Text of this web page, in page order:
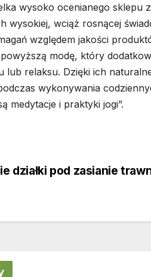
wysoko ocenianego sklepu
wysokiej, wciąż rosnącej
względem jakości
modę, który
lub relaksu. Dzięki ich
wykonywania
medytacje i praktyki jogi”.
działki pod zasianie